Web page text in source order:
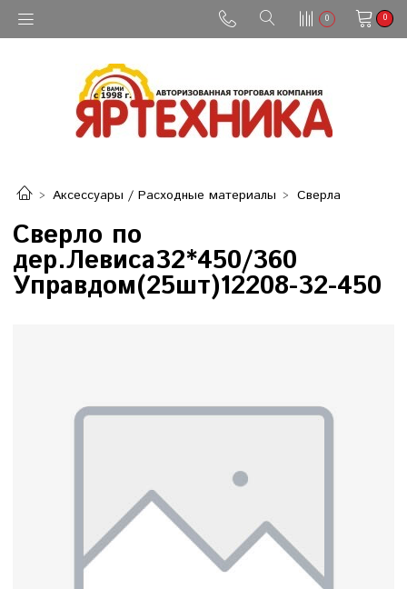
0 0
Аксессуары / Расходные материалы Сверла
Сверло по
дер.Левиса32*450/360
Управдом(25шт)12208-32-450